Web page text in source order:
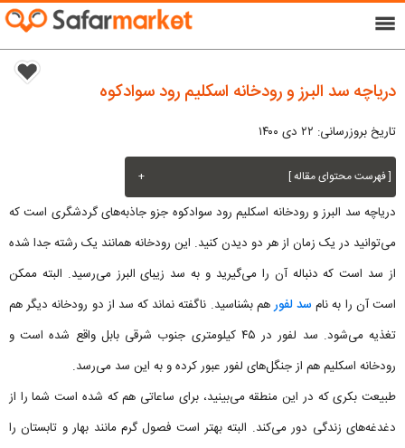
menu
دریاچه سد البرز و رودخانه اسکلیم رود سوادکوه
تاریخ بروزرسانی: ۲۲ دی ۱۴۰۰
[ فهرست محتوای مقاله ] +
دریاچه سد البرز و رودخانه اسکلیم رود سوادکوه جزو جاذبه‌های گردشگری است که
می‌توانید در یک زمان از هر دو دیدن کنید. این رودخانه همانند یک رشته جدا شده
از سد است که دنباله آن را می‌گیرید و به سد زیبای البرز می‌رسید. البته ممکن
است آن را به نام سد لفورهم بشناسید. ناگفته نماند که سد از دو رودخانه دیگر هم
تغذیه می‌شود. سد لفور در ۴۵ کیلومتری جنوب شرقی بابل واقع شده است و
رودخانه اسکلیم هم از جنگل‌های لفور عبور کرده و به این سد می‌رسد.
طبیعت بکری که در این منطقه می‌بینید، برای ساعاتی هم که شده است شما را از
دغدغه‌های زندگی دور می‌کند. البته بهتر است فصول گرم مانند بهار و تابستان را